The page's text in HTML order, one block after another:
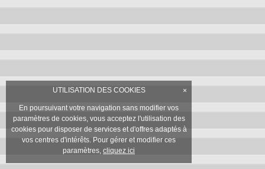
UTILISATION DES COOKIES ×
En poursuivant votre navigation sans modifier vos
paramètres de cookies, vous acceptez l'utilisation des
cookies pour disposer de services et d'offres adaptés à
vos centres d'intérêts. Pour gérer et modifier ces
paramètres, cliquez ici